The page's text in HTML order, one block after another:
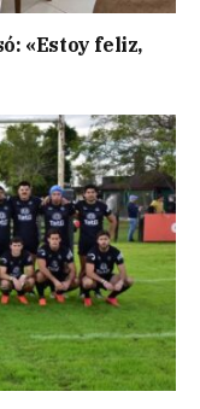
«Estoy feliz,